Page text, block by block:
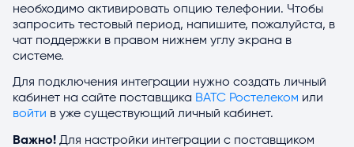
необходимо активировать опцию телефонии. Чтобы
запросить тестовый период, напишите, пожалуйста, в
чат поддержки в правом нижнем углу экрана в
системе.
Для подключения интеграции нужно создать личный
кабинет на сайте поставщика ВАТС Ростелеком или
войти в уже существующий личный кабинет.
Важно! Для настройки интеграции с поставщиком